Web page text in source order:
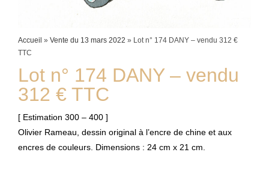
Accueil » Vente du 13 mars 2022 » Lot n° 174 DANY – vendu 312 €
TTC
Lot n° 174 DANY – vendu
312 € TTC
[ Estimation 300 – 400 ]
Olivier Rameau, dessin original à l’encre de chine et aux
encres de couleurs. Dimensions : 24 cm x 21 cm.